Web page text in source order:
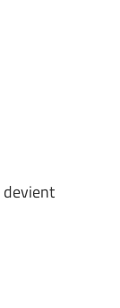
devient